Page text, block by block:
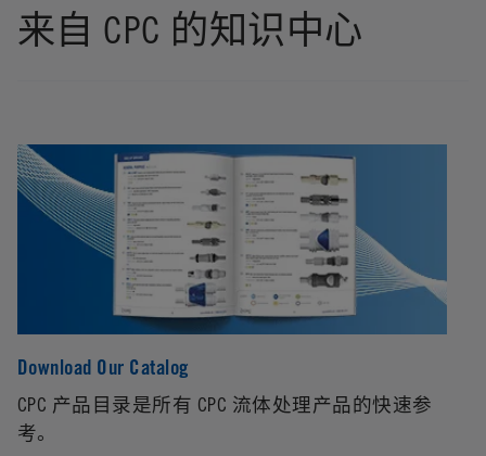
来自 CPC 的知识中心
Download Our Catalog
CPC 产品目录是所有 CPC 流体处理产品的快速参
考。